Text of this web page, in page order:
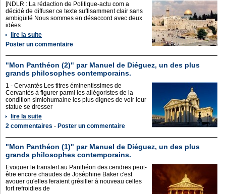
[NDLR : La rédaction de Politique-actu com a
décidé de diffuser ce texte suffisamment clair sans
ambigüité Nous sommes en désaccord avec deux
idées
lire la suite
Poster un commentaire
"Mon Panthéon (2)" par Manuel de Diéguez, un des plus
grands philosophes contemporains.
1 - Cervantès Les titres éminentissimes de
Cervantès à figurer parmi les allégoristes de la
condition simiohumaine les plus dignes de voir leur
statue se dresser
lire la suite
2 commentaires - Poster un commentaire
"Mon Panthéon (1)" par Manuel de Diéguez, un des plus
grands philosophes contemporains.
Evoquer le transfert au Panthéon des cendres peut-
être encore chaudes de Joséphine Baker c'est
avouer qu'elles feraient grésiller à nouveau celles
fort refroidies de